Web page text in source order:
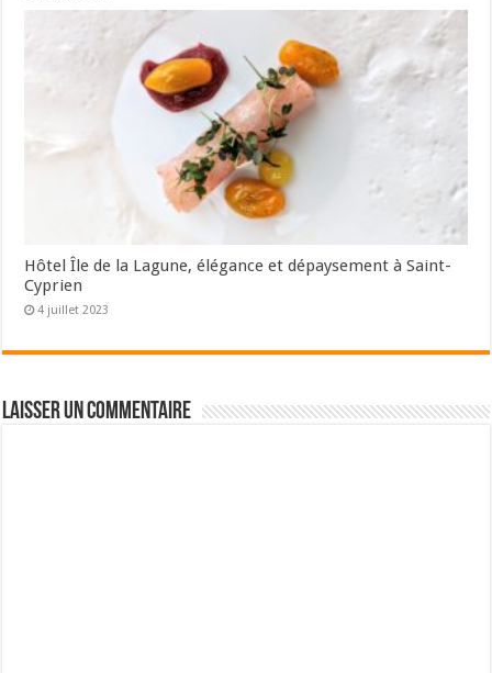
Hôtel Île de la Lagune, élégance et dépaysement à Saint-
Cyprien
4 juillet 2023
Laisser un commentaire